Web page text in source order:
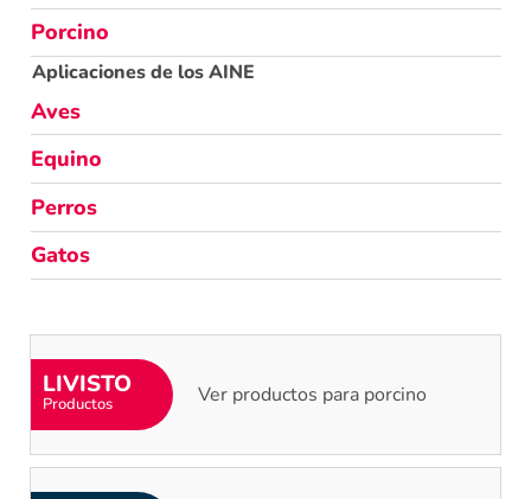
Porcino
Aplicaciones de los AINE
Aves
Equino
Perros
Gatos
LIVISTO
Productos Ver productos para porcino